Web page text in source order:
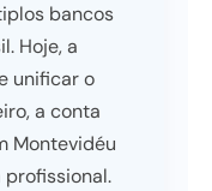
bancos
Hoje, a
unificar o
a conta
Montevidéu